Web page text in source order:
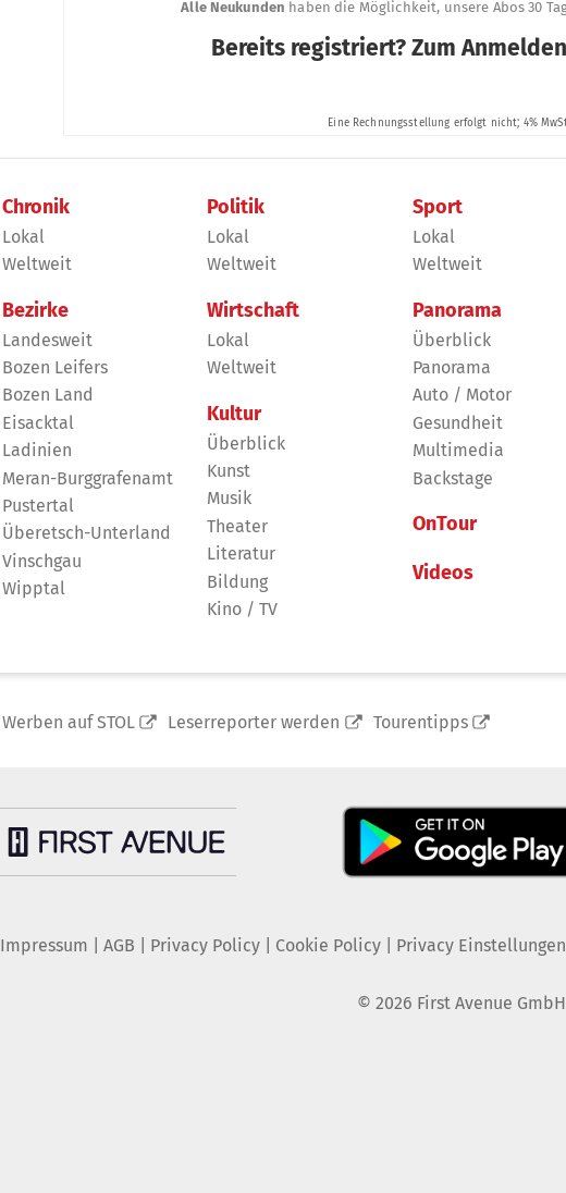
Chronik
Lokal
Weltweit
Bezirke
Landesweit
Bozen Leifers
Bozen Land
Eisacktal
Ladinien
Meran-Burggrafenamt
Pustertal
Überetsch-Unterland
Vinschgau
Wipptal
Politik
Lokal
Weltweit
Wirtschaft
Lokal
Weltweit
Kultur
Überblick
Kunst
Musik
Theater
Literatur
Bildung
Kino / TV
Sport
Lokal
Weltweit
Panorama
Überblick
Panorama
Auto / Motor
Gesundheit
Multimedia
Backstage
OnTour
Videos
Werben auf STOL Leserreporter werden Tourentipps
Impressum AGB Privacy Policy| Cookie Policy| Privacy Einstellungen
© 2026 First Avenue GmbH